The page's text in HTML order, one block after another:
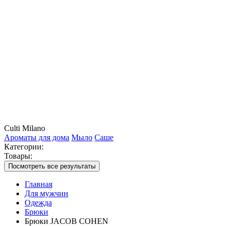
Culti Milano
Ароматы для дома Мыло Саше
Категории:
Товары:
Посмотреть все результаты
Главная
Для мужчин
Одежда
Брюки
Брюки JACOB COHEN